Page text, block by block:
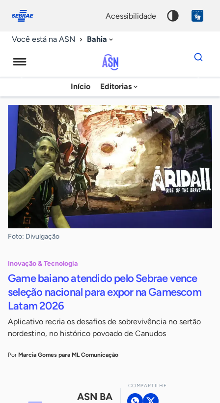
conosco
acessibilidade
Você está na ASN Bahia
Agência
Sebrae
de
Notícias
Início Editorias
Dados
para
chave
Foto: Divulgação
Inovação & Tecnologia
Game baiano atendido pelo Sebrae vence
seleção nacional para expor na Gamescom
Latam 2026
Aplicativo recria os desafios de sobrevivência no sertão
nordestino, no histórico povoado de Canudos
Por Marcia Gomes para ML Comunicação
ASN BA
COMPARTILHE